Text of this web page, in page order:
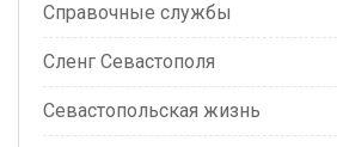
Справочные службы
Сленг Севастополя
Севастопольская жизнь